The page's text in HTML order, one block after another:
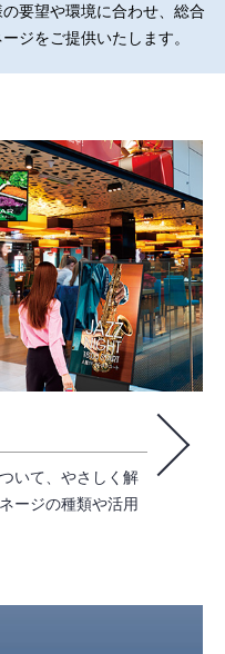
要望や環境に合わせ、総合
ジをご提供いたします。
いて、やさしく解
ージの種類や活用